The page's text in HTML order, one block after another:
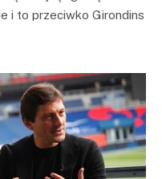
i to przeciwko Girondins